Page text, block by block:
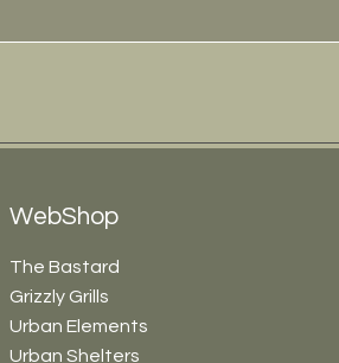
WebShop
The Bastard
Grizzly Grills
Urban Elements
Urban Shelters